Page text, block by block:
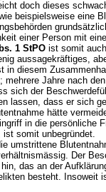
doch dieses
beispielsweise eine
einer Person mit
1 StPO ist somit
aussagekräftiges,
diesem
Jahre nach
sich der
lassen, dass er sich
hätte
in die persönliche
ist somit unbegründet.
umstrittene
Der
das an der
besteht. Insoweit